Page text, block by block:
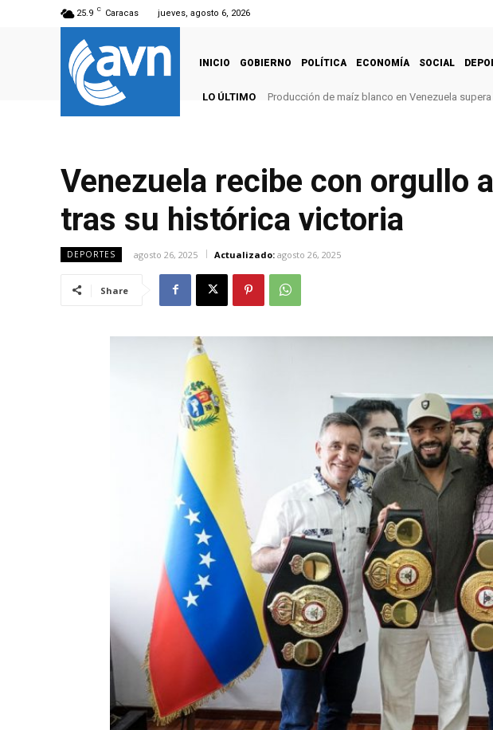
25.9 C Caracas jueves, agosto 6, 2026
INICIO GOBIERNO POLÍTICA ECONOMÍA SOCIAL
LO ÚLTIMO Producción de maíz blanco en Venezuela
Venezuela recibe con orgullo
tras su histórica victoria
DEPORTES agosto 26, 2025 Actualizado: agosto 26, 2025
Share